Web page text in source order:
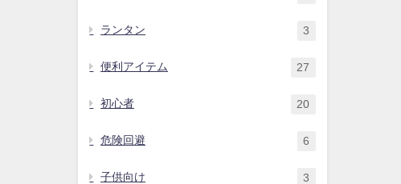
ランタン 3
便利アイテム 27
初心者 20
危険回避 6
子供向け 3